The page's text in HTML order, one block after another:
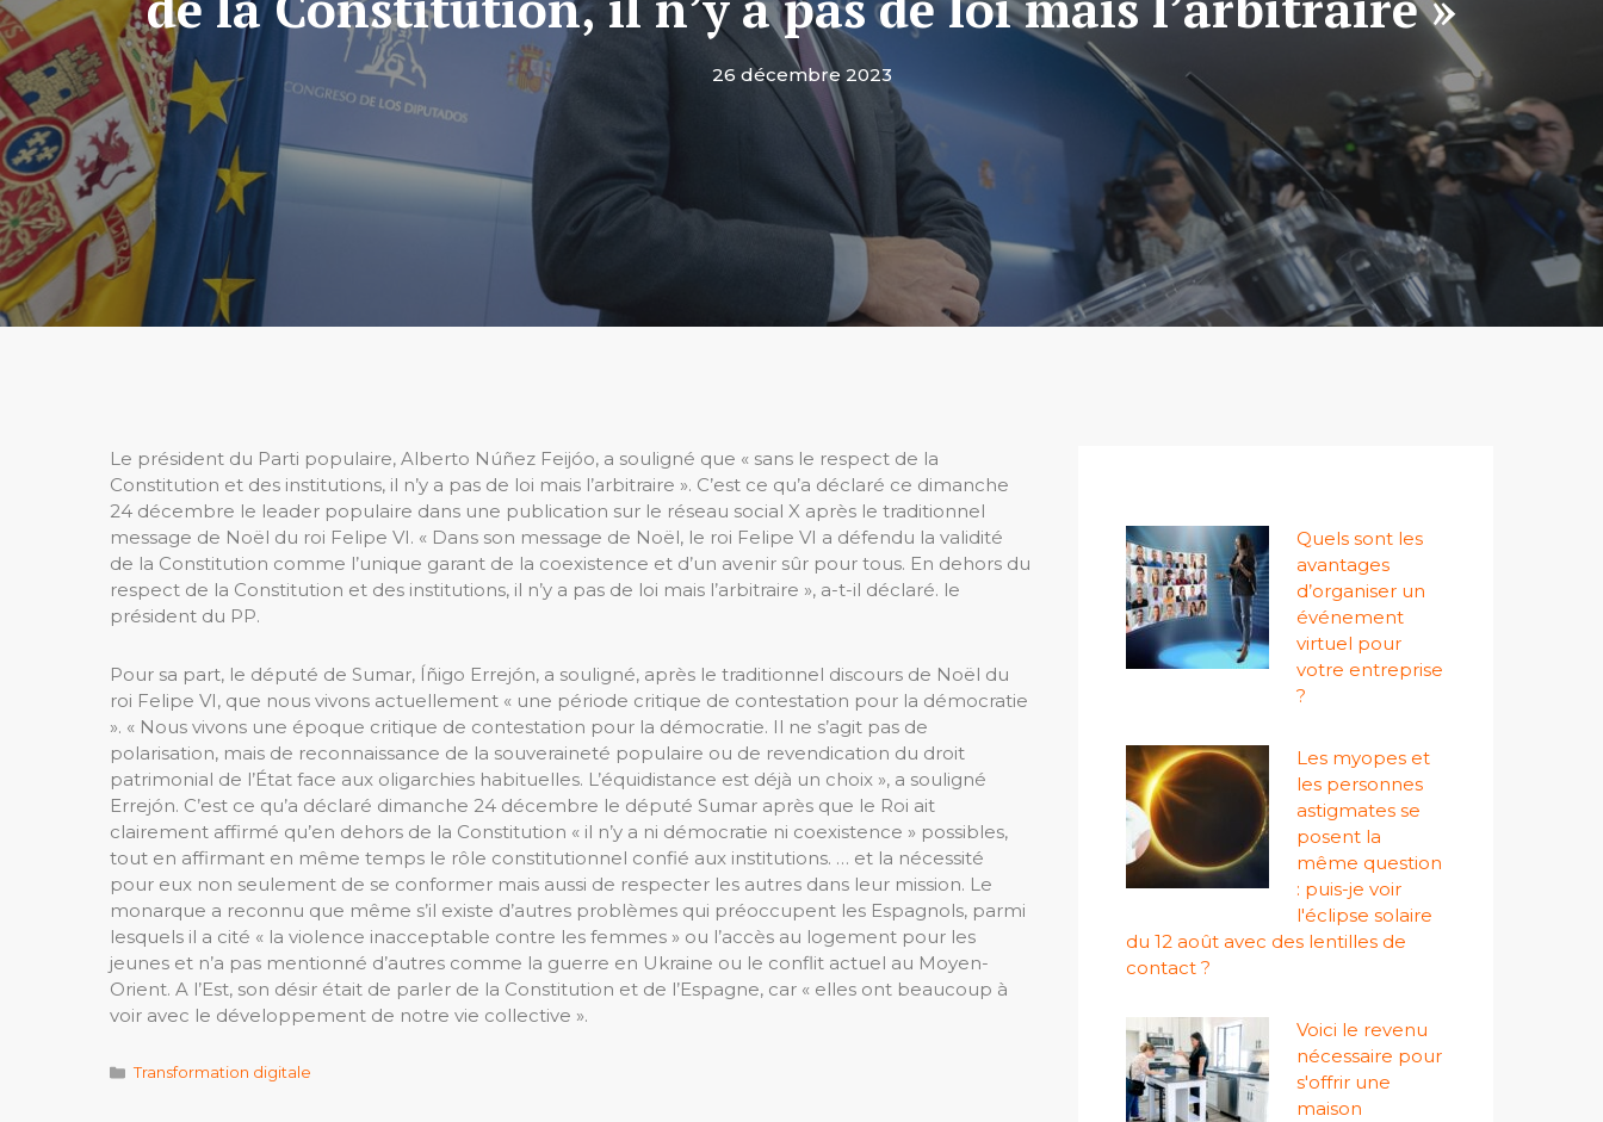
26 décembre 2023
Le président du Parti populaire, Alberto Núñez Feijóo, a souligné que « sans le respect de la
Constitution et des institutions, il n’y a pas de loi mais l’arbitraire ». C’est ce qu’a déclaré ce dimanche
24 décembre le leader populaire dans une publication sur le réseau social X après le traditionnel
message de Noël du roi Felipe VI. « Dans son message de Noël, le roi Felipe VI a défendu la validité
de la Constitution comme l’unique garant de la coexistence et d’un avenir sûr pour tous. En dehors du
respect de la Constitution et des institutions, il n’y a pas de loi mais l’arbitraire », a-t-il déclaré. le
président du PP.
Pour sa part, le député de Sumar, Íñigo Errejón, a souligné, après le traditionnel discours de Noël du
roi Felipe VI, que nous vivons actuellement « une période critique de contestation pour la démocratie
». « Nous vivons une époque critique de contestation pour la démocratie. Il ne s’agit pas de
polarisation, mais de reconnaissance de la souveraineté populaire ou de revendication du droit
patrimonial de l’État face aux oligarchies habituelles. L’équidistance est déjà un choix », a souligné
Errejón. C’est ce qu’a déclaré dimanche 24 décembre le député Sumar après que le Roi ait
clairement affirmé qu’en dehors de la Constitution « il n’y a ni démocratie ni coexistence » possibles,
tout en affirmant en même temps le rôle constitutionnel confié aux institutions. … et la nécessité
pour eux non seulement de se conformer mais aussi de respecter les autres dans leur mission. Le
monarque a reconnu que même s’il existe d’autres problèmes qui préoccupent les Espagnols, parmi
lesquels il a cité « la violence inacceptable contre les femmes » ou l’accès au logement pour les
jeunes et n’a pas mentionné d’autres comme la guerre en Ukraine ou le conflit actuel au Moyen-
Orient. A l’Est, son désir était de parler de la Constitution et de l’Espagne, car « elles ont beaucoup à
voir avec le développement de notre vie collective ».
Catégories
Transformation digitale
Quels sont les
avantages
d’organiser un
événement
virtuel pour
votre entreprise
?
Les myopes et
les personnes
astigmates se
posent la
même question
: puis-je voir
l'éclipse solaire
du 12 août avec des lentilles de
contact ?
Voici le revenu
nécessaire pour
s'offrir une
maison